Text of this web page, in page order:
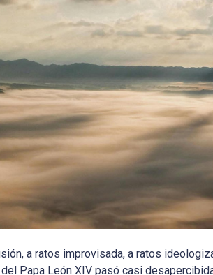
a ratos improvisada, a ratos
Papa León XIV pasó casi